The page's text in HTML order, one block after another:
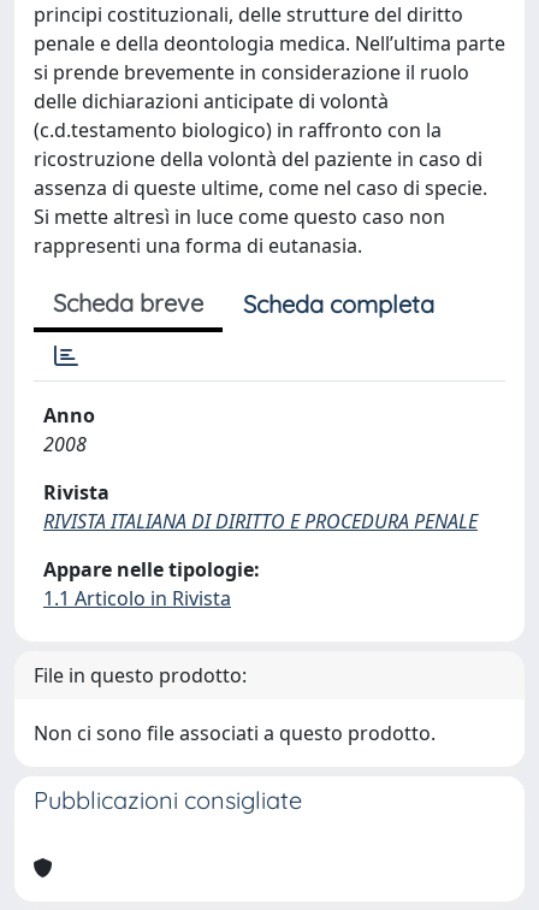
principi costituzionali, delle strutture del diritto
penale e della deontologia medica. Nell’ultima parte
si prende brevemente in considerazione il ruolo
delle dichiarazioni anticipate di volontà
(c.d.testamento biologico) in raffronto con la
ricostruzione della volontà del paziente in caso di
assenza di queste ultime, come nel caso di specie.
Si mette altresì in luce come questo caso non
rappresenti una forma di eutanasia.
Scheda breve Scheda completa
Anno
2008
Rivista
RIVISTA ITALIANA DI DIRITTO E PROCEDURA PENALE
Appare nelle tipologie:
1.1 Articolo in Rivista
File in questo prodotto:
Non ci sono file associati a questo prodotto.
Pubblicazioni consigliate